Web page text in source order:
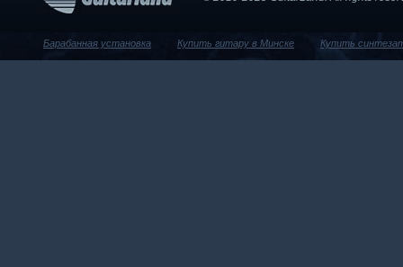
Барабанная установка Купить гитару в Минске Купить